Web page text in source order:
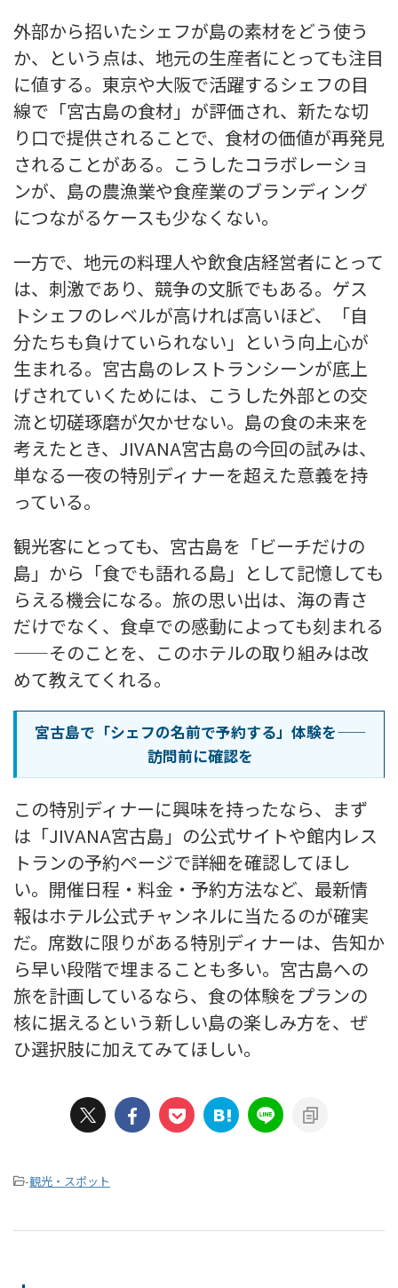
外部から招いたシェフが島の素材をどう使う
か、という点は、地元の生産者にとっても注目
に値する。東京や大阪で活躍するシェフの目
線で「宮古島の食材」が評価され、新たな切
り口で提供されることで、食材の価値が再発見
されることがある。こうしたコラボレーショ
ンが、島の農漁業や食産業のブランディング
につながるケースも少なくない。
一方で、地元の料理人や飲食店経営者にとって
は、刺激であり、競争の文脈でもある。ゲス
トシェフのレベルが高ければ高いほど、「自
分たちも負けていられない」という向上心が
生まれる。宮古島のレストランシーンが底上
げされていくためには、こうした外部との交
流と切磋琢磨が欠かせない。島の食の未来を
考えたとき、JIVANA宮古島の今回の試みは、
単なる一夜の特別ディナーを超えた意義を持
っている。
観光客にとっても、宮古島を「ビーチだけの
島」から「食でも語れる島」として記憶しても
らえる機会になる。旅の思い出は、海の青さ
だけでなく、食卓での感動によっても刻まれる
——そのことを、このホテルの取り組みは改
めて教えてくれる。
宮古島で「シェフの名前で予約する」体験を——
訪問前に確認を
この特別ディナーに興味を持ったなら、まず
は「JIVANA宮古島」の公式サイトや館内レス
トランの予約ページで詳細を確認してほし
い。開催日程・料金・予約方法など、最新情
報はホテル公式チャンネルに当たるのが確実
だ。席数に限りがある特別ディナーは、告知か
ら早い段階で埋まることも多い。宮古島への
旅を計画しているなら、食の体験をプランの
核に据えるという新しい島の楽しみ方を、ぜ
ひ選択肢に加えてみてほしい。
-観光・スポット